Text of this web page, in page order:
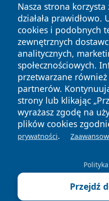
Nasza strona
działała
cookies i podobnych
zewnętrznych
analitycznych,
społecznościowych.
przetwarzane również
partnerów.
strony lub klikając
wyrażasz zgodę na
plików cookies
prywatności.
Przejdź
Copyright © 2026
zastrzeżone.
News Autorzy
Polityka